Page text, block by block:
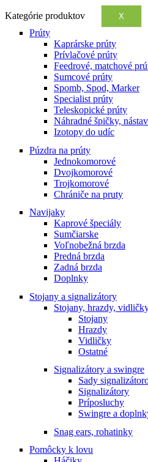
Kategórie produktov X
Prúty
Kaprárske prúty
Prívlačové prúty
Feedrové, matchové
Sumcové prúty
Spomb, Spod, Marker
Specialist prúty
Teleskopické prúty
Náhradné špičky,
Izotopy do udíc
Púzdra na prúty
Jednokomorové
Dvojkomorové
Trojkomorové
Chrániče na pruty
Navijaky
Kaprové špeciály
Sumčiarske
Voľnobežná brzda
Predná brzda
Zadná brzda
Doplnky
Stojany a signalizátory
Stojany, hrazdy,
Stojany
Hrazdy
Vidličky
Ostatné
Signalizátory a swingre
Sady
Signalizátory
Príposluchy
Swingre a
Snag ears, rohatinky
Pomôcky k lovu